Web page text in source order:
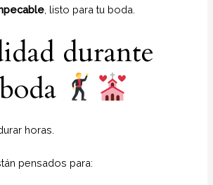
, listo para tu boda.
durante
horas.
pensados para: